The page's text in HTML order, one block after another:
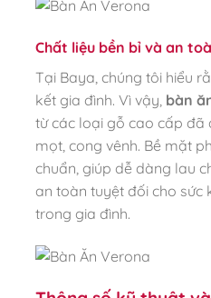
Chất liệu bền bỉ và an
Tại Baya, chúng tôi hiểu
kết gia đình. Vì vậy, bàn
từ các loại gỗ cao cấp đã
mọt, cong vênh. Bề mặt
chuẩn, giúp dễ dàng lau
an toàn tuyệt đối cho sức
trong gia đình.